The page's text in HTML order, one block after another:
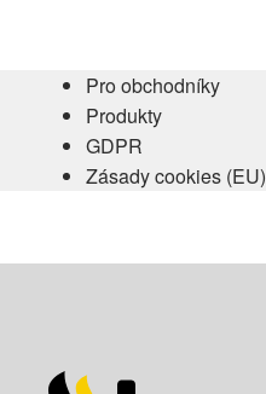
Pro obchodníky
Produkty
GDPR
Zásady cookies (EU)